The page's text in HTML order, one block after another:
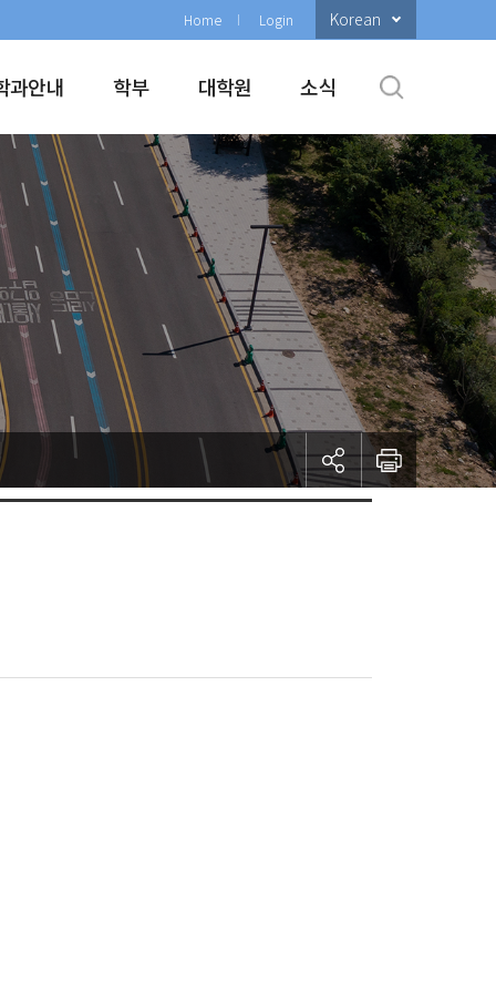
Home Login Korean
과안내 학부 대학원 소식